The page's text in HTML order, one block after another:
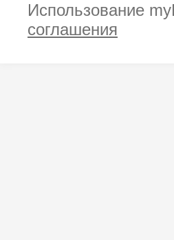
Использование
соглашения